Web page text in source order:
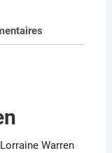
Warren